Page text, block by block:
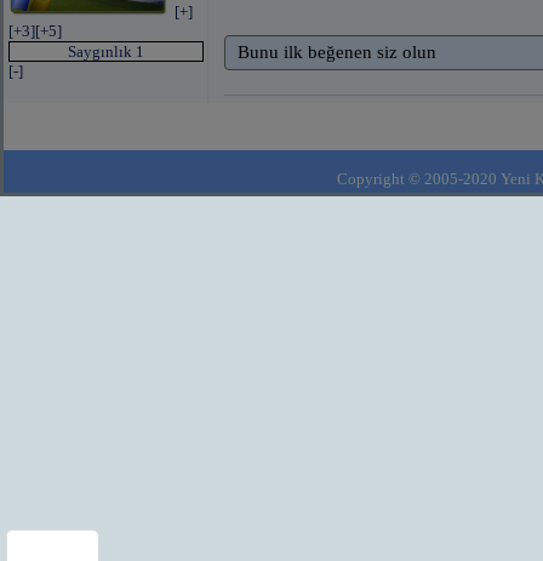
[+]
[+3][+5]
Saygınlık 1
[-]
Bunu ilk beğenen siz olun
Copyright © 2005-2020 Yeni